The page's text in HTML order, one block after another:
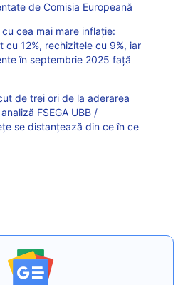
de Comisia Europeană
cea mai mare inflație:
12%, rechizitele cu 9%, iar
în septembrie 2025 față
de trei ori de la aderarea
FSEGA UBB /
se distanțează din ce în ce